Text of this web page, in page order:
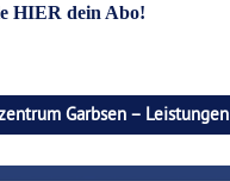
HIER dein Abo!
Garbsen – Leistungen